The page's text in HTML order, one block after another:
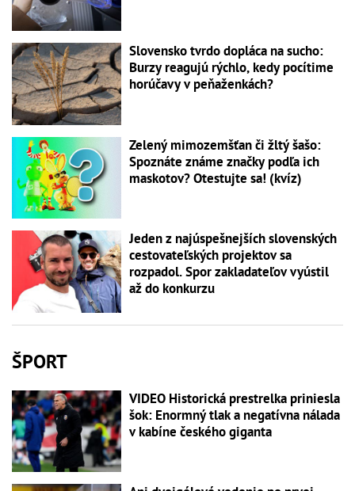
Slovensko tvrdo dopláca na sucho:
Burzy reagujú rýchlo, kedy pocítime
horúčavy v peňaženkách?
Zelený mimozemšťan či žltý šašo:
Spoznáte známe značky podľa ich
maskotov? Otestujte sa! (kvíz)
Jeden z najúspešnejších slovenských
cestovateľských projektov sa
rozpadol. Spor zakladateľov vyústil
až do konkurzu
ŠPORT
VIDEO Historická prestrelka priniesla
šok: Enormný tlak a negatívna nálada
v kabíne českého giganta